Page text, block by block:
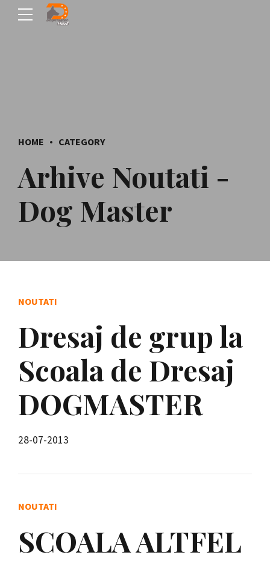
HOME CATEGORY
Arhive Noutati -
Dog Master
NOUTATI
Dresaj de grup la
Scoala de Dresaj
DOGMASTER
28-07-2013
NOUTATI
SCOALA ALTFEL